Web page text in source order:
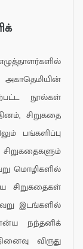
நூல்கள்
சிறுகதை
பங்களிப்பு
மொழிகளில்
சிறுகதைகள்
இடங்களில்
நந்தனிக்
விருது